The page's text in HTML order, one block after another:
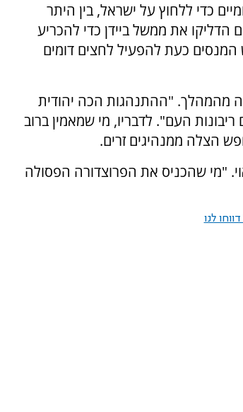
כדי ללחוץ על ישראל, בין היתר
"הם הדליקו את ממשל ביידן כדי להכריע
המנסים כעת להפעיל לחצים דומים
מהמהלך. "ההתנהגות הכה יהודית
העם". לדבריו, מי שמאמין ברוב
הצלה ממנהיגים זרים.
"מי שהכניס את הפרוצדורה הפסולה
לנו